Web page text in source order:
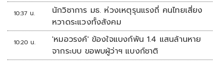
10:37 น.
นักวิชาการ มธ. ห่วงเหตุรุนแรงถี่ คนไทยเสี่ยง
หวาดระแวงทั้งสังคม
10:20 น.
'หมอวรงค์' ข้องใจแบงก์พัน 1.4 แสนล้านหาย
จากระบบ ขอพบผู้ว่าฯ แบงก์ชาติ